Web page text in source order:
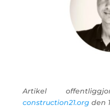
Artikel
construction21.org den